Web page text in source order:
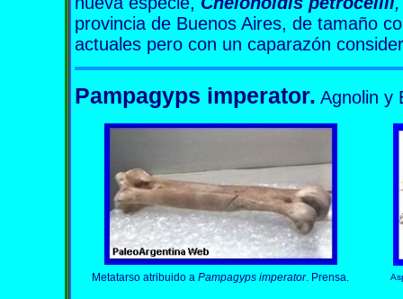
provincia de Buenos Aires, de tamaño
actuales pero con un caparazón
Pampagyps imperator. Agnolin y
Metatarso atribuido a Pampagyps imperator. Prensa.